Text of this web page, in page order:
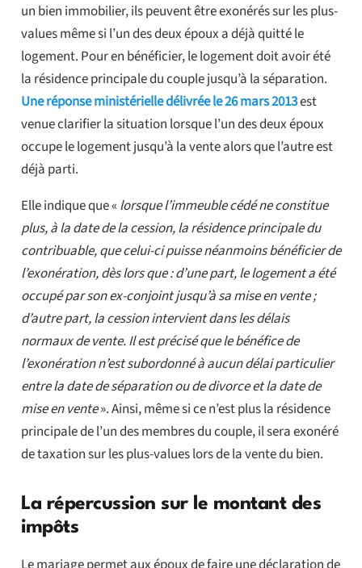
un bien immobilier, ils peuvent être exonérés sur les plus-
values même si l’un des deux époux a déjà quitté le
logement. Pour en bénéficier, le logement doit avoir été
la résidence principale du couple jusqu’à la séparation.
Une réponse ministérielle délivrée le 26 mars 2013est
venue clarifier la situation lorsque l’un des deux époux
occupe le logement jusqu’à la vente alors que l’autre est
déjà parti.
Elle indique que «lorsque l’immeuble cédé ne constitue
plus, à la date de la cession, la résidence principale du
contribuable, que celui-ci puisse néanmoins bénéficier de
l’exonération, dès lors que : d’une part, le logement a été
occupé par son ex-conjoint jusqu’à sa mise en vente ;
d’autre part, la cession intervient dans les délais
normaux de vente. Il est précisé que le bénéfice de
l’exonération n’est subordonné à aucun délai particulier
entre la date de séparation ou de divorce et la date de
mise en vente». Ainsi, même si ce n’est plus la résidence
principale de l’un des membres du couple, il sera exonéré
de taxation sur les plus-values lors de la vente du bien.
La répercussion sur le montant des
impôts